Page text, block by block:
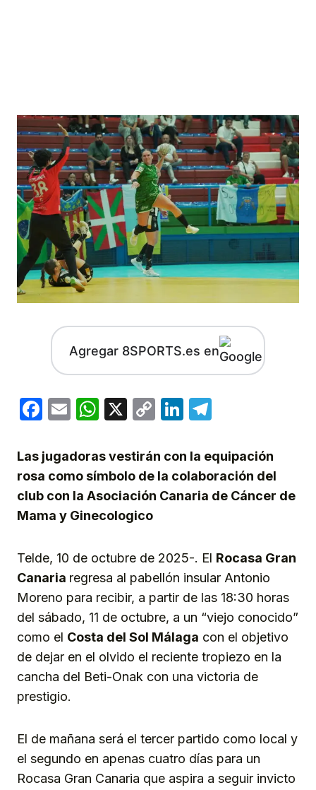
Agregar 8SPORTS.es en
Facebook
EmailWhatsApp
X
CopyLinkedIn
Las jugadoras vestirán con la equipación
rosa como símbolo de la colaboración del
club con la Asociación Canaria de Cáncer de
Mama y Ginecologico
Telde, 10 de octubre de 2025-. El Rocasa Gran
Canaria regresa al pabellón insular Antonio
Moreno para recibir, a partir de las 18:30 horas
del sábado, 11 de octubre, a un “viejo conocido”
como el Costa del Sol Málaga con el objetivo
de dejar en el olvido el reciente tropiezo en la
cancha del Beti-Onak con una victoria de
prestigio.
El de mañana será el tercer partido como local y
el segundo en apenas cuatro días para un
Rocasa Gran Canaria que aspira a seguir invicto